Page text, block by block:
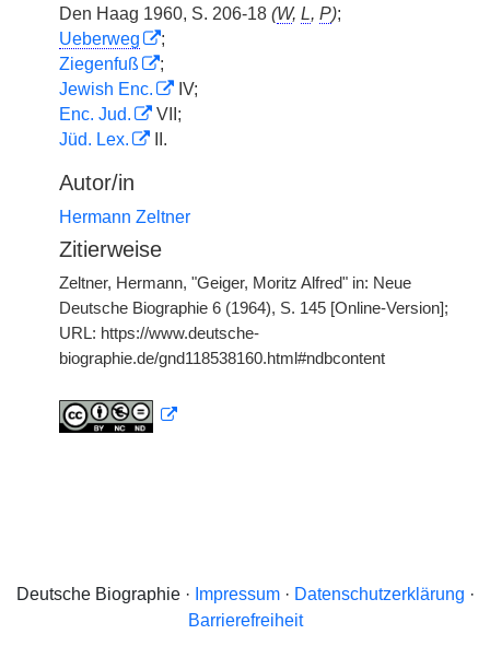
Den Haag 1960, S. 206-18 (W, L, P);
Ueberweg
;
Ziegenfuß
;
Jewish Enc.
IV;
Enc. Jud.
VII;
Jüd. Lex.
II.
Autor/in
Hermann Zeltner
Zitierweise
Zeltner, Hermann, "Geiger, Moritz Alfred" in: Neue
Deutsche Biographie 6 (1964), S. 145 [Online-Version];
URL: https://www.deutsche-
biographie.de/gnd118538160.html#ndbcontent
Deutsche Biographie · Impressum· Datenschutzerklärung ·
Barrierefreiheit